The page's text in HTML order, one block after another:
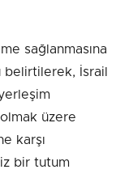
sağlanmasına
belirtilerek, İsrail
üzere
karşı
bir tutum